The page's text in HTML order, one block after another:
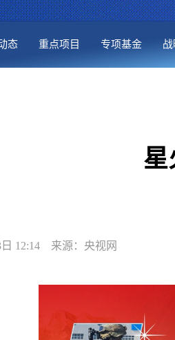
态 重点项目 专项基金
星
日 12:14 来源：央视网